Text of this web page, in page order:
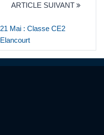
ARTICLE SUIVANT
21 Mai : Classe CE2
Elancourt